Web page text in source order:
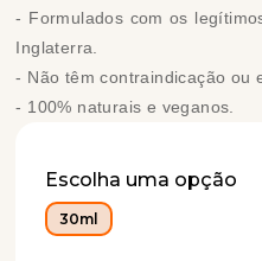
- Formulados com os
Inglaterra.
- Não têm contraindicação ou
- 100% naturais e veganos.
Escolha uma opção
30ml